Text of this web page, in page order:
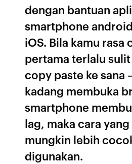
dengan bantuan
smartphone
iOS. Bila kamu rasa
pertama terlalu
copy paste ke sana
kadang membuka
smartphone
lag, maka cara
mungkin lebih
digunakan.